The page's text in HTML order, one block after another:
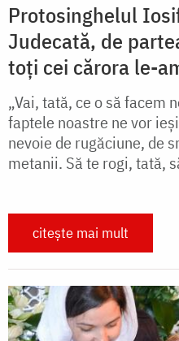
Protosinghelul
Judecată, de
toți cei cărora le-
„Vai, tată, ce o să facem
faptele noastre ne vor
nevoie de rugăciune, de
metanii. Să te rogi, tată,
citește mai mult